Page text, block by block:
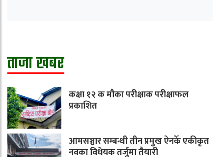
ताजा खबर
कक्षा १२ क मौका परीक्षाक परीक्षाफल
प्रकाशित
आमसञ्चार सम्बन्धी तीन प्रमुख ऐनकेँ एकीकृत
नवका विधेयक तर्जुमा तैयारी